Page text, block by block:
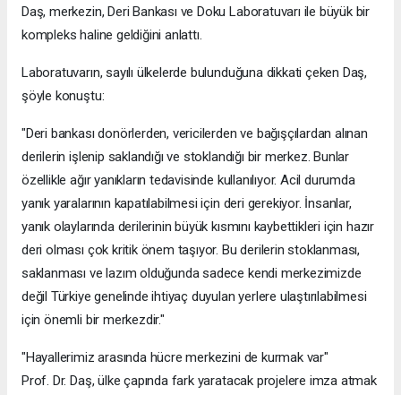
Daş, merkezin, Deri Bankası ve Doku Laboratuvarı ile büyük bir
kompleks haline geldiğini anlattı.
Laboratuvarın, sayılı ülkelerde bulunduğuna dikkati çeken Daş,
şöyle konuştu:
"Deri bankası donörlerden, vericilerden ve bağışçılardan alınan
derilerin işlenip saklandığı ve stoklandığı bir merkez. Bunlar
özellikle ağır yanıkların tedavisinde kullanılıyor. Acil durumda
yanık yaralarının kapatılabilmesi için deri gerekiyor. İnsanlar,
yanık olaylarında derilerinin büyük kısmını kaybettikleri için hazır
deri olması çok kritik önem taşıyor. Bu derilerin stoklanması,
saklanması ve lazım olduğunda sadece kendi merkezimizde
değil Türkiye genelinde ihtiyaç duyulan yerlere ulaştırılabilmesi
için önemli bir merkezdir."
"Hayallerimiz arasında hücre merkezini de kurmak var"
Prof. Dr. Daş, ülke çapında fark yaratacak projelere imza atmak